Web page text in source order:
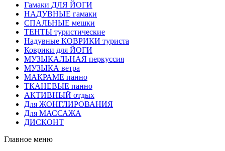
Гамаки ДЛЯ ЙОГИ
НАДУВНЫЕ гамаки
СПАЛЬНЫЕ мешки
ТЕНТЫ туристические
Надувные КОВРИКИ туриста
Коврики для ЙОГИ
МУЗЫКАЛЬНАЯ перкуссия
МУЗЫКА ветра
МАКРАМЕ панно
ТКАНЕВЫЕ панно
АКТИВНЫЙ отдых
Для ЖОНГЛИРОВАНИЯ
Для МАССАЖА
ДИСКОНТ
Главное меню